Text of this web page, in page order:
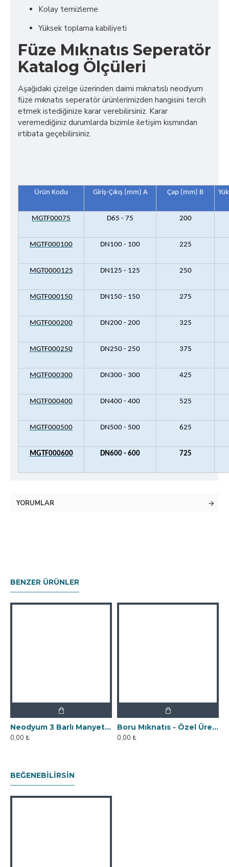
Kolay temizleme
Yüksek toplama kabiliyeti
Füze Mıknatıs Seperatör
Katalog Ölçüleri
Aşağıdaki çizelge üzerinden daimi mıknatıslı neodyum
füze mıknatıs seperatör ürünlerimizden hangisini tercih
etmek istediğinize karar verebilirsiniz. Karar
veremediğiniz durumlarda bizimle iletişim kısmından
irtibata geçebilirsiniz.
Ürün Kodu Giriş-Çıkış (mm) A Çap (mm) B
MGTF00075 D65 - 75 200
MGTF000100 DN100 - 100 225
MGT0000125 DN125 - 125 250
MGTF000150 DN150 - 150 275
MGTF000200 DN200 - 200 325
MGTF000250 DN250 - 250 375
MGTF000300 DN300 - 300 425
MGTF000400 DN400 - 400 525
MGTF000500 DN500 - 500 625
MGTF000600 DN600 - 600 725
YORUMLAR
BENZER ÜRÜNLER
Neodyum 3 Barlı Manyetik Elek Mıknatıs Seperatör
0,00 ₺
Boru Mıknatıs - Özel Üretim Fişek Tipi
0,00 ₺
BEĞENEBILIRSIN